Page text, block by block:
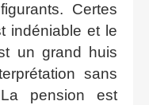
Certes
indéniable et le
un grand huis
sans
pension est